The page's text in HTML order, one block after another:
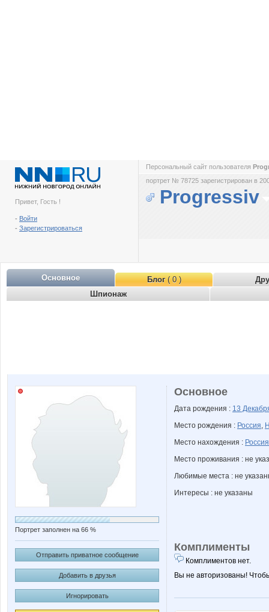
Привет, Гость !
- Войти
- Зарегистрироваться
Персональный сайт пользователя
портрет № 78725 зарегистрирован в
Progressiv
Основное Блог( 0 )
Шпионаж
Портрет заполнен на 66 %
Отправить приватное сообщение
Добавить в друзья
Игнорировать
Основное
Дата рождения : 13
Место рождения : Россия,
Место нахождения : Россия
Место проживания : не
Любимые места : не
Интересы : не указаны
Комплименты
Комплиментов нет.
Вы не авторизованы!